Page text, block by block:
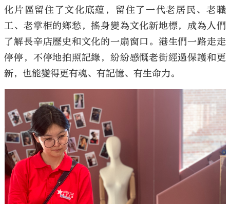
化片區留住了文化底蘊，留住了一代老居民、老職
工、老掌柜的鄉愁，搖身變為文化新地標，成為人們
了解長辛店歷史和文化的一扇窗口。港生們一路走走
停停，不停地拍照記錄，紛紛感慨老街經過保護和更
新，也能變得更有魂、有記憶、有生命力。